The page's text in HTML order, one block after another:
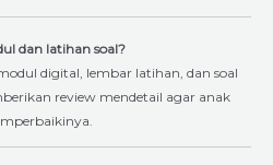
dan latihan soal?
digital, lembar latihan, dan soal
review mendetail agar anak